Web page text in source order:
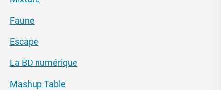
Faune
Escape
La BD numérique
Mashup Table